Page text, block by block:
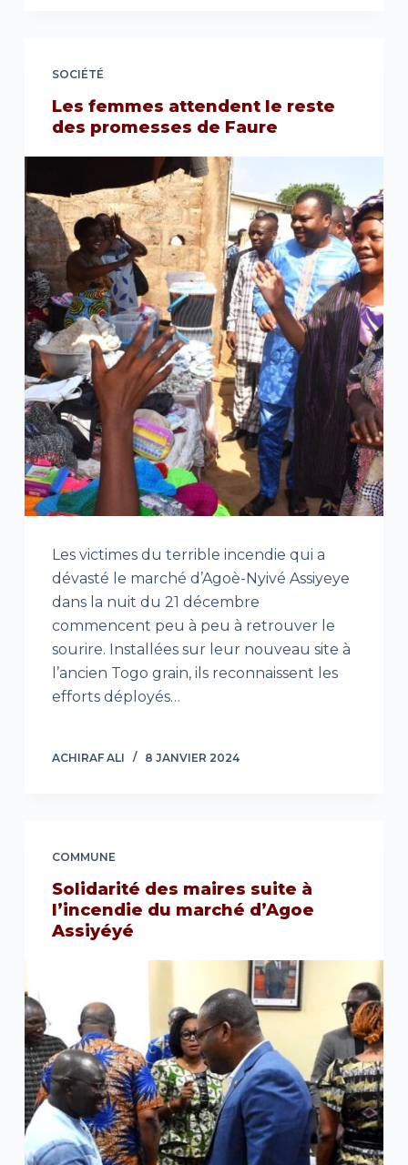
SOCIÉTÉ
Les femmes attendent le reste
des promesses de Faure
Les victimes du terrible incendie qui a
dévasté le marché d’Agoè-Nyivé Assiyeye
dans la nuit du 21 décembre
commencent peu à peu à retrouver le
sourire. Installées sur leur nouveau site à
l’ancien Togo grain, ils reconnaissent les
efforts déployés…
ACHIRAF ALI 8 JANVIER 2024
COMMUNE
Solidarité des maires suite à
l’incendie du marché d’Agoe
Assiyéyé